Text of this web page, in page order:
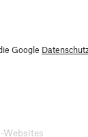
Google
Websites